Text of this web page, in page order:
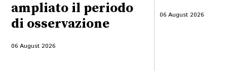
ampliato il periodo
di osservazione
06 August 2026
06 August 2026